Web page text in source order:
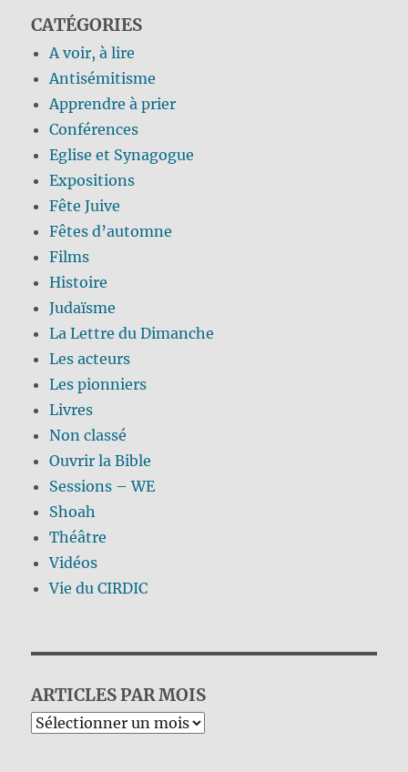
CATÉGORIES
A voir, à lire
Antisémitisme
Apprendre à prier
Conférences
Eglise et Synagogue
Expositions
Fête Juive
Fêtes d’automne
Films
Histoire
Judaïsme
La Lettre du Dimanche
Les acteurs
Les pionniers
Livres
Non classé
Ouvrir la Bible
Sessions – WE
Shoah
Théâtre
Vidéos
Vie du CIRDIC
ARTICLES PAR MOIS
Archives